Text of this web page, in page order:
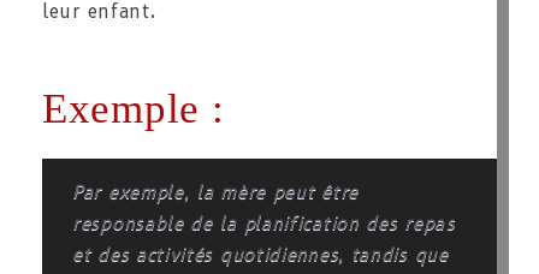
leur enfant.
Exemple :
Par exemple, la mère peut être
responsable de la planification des repas
et des activités quotidiennes, tandis que